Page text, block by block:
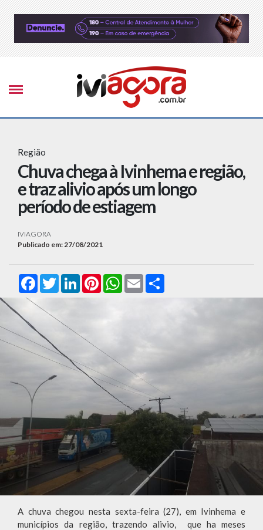
Região
Chuva chega à Ivinhema e região,
e traz alivio após um longo
período de estiagem
IVIAGORA
Publicado em: 27/08/2021
FacebookTwitterLinkedInPinterestWhatsApp
Email
A chuva chegou nesta sexta-feira (27), em Ivinhema e
municípios da região, trazendo alivio, que ha meses